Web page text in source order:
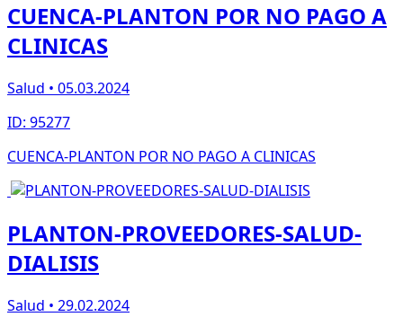
CUENCA-PLANTON POR NO PAGO A
CLINICAS
Salud • 05.03.2024
ID: 95277
CUENCA-PLANTON POR NO PAGO A CLINICAS
PLANTON-PROVEEDORES-SALUD-
DIALISIS
Salud • 29.02.2024